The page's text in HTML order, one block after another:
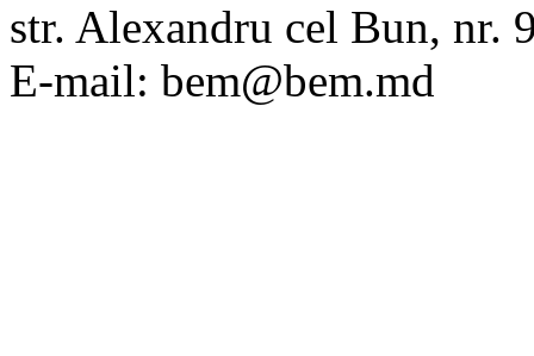
str. Alexandru cel Bun, nr.
E-mail: bem@bem.md